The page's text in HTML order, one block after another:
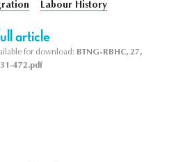
Labour History
article
for download: BTNG-RBHC, 27,
472.pdf